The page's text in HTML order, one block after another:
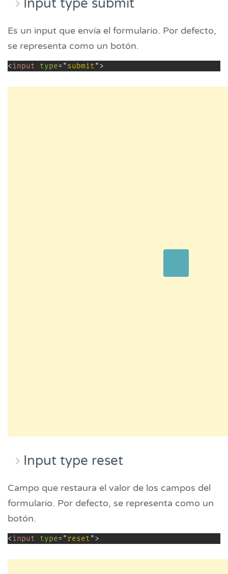
Input type submit
Es un input que envía el formulario. Por defecto,
se representa como un botón.
<input type= "submit">
Input type reset
Campo que restaura el valor de los campos del
formulario. Por defecto, se representa como un
botón.
<input type= "reset">